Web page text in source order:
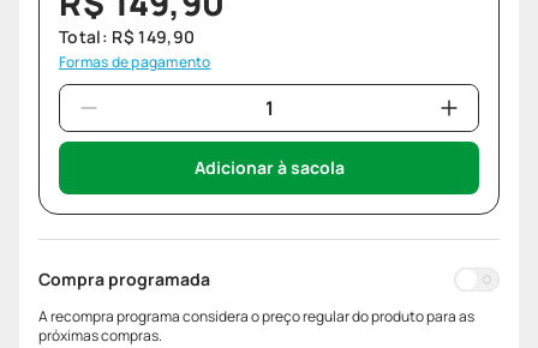
Total: R$ 149,90
Formas de pagamento
Adicionar à sacola
Compra programada
A recompra programa considera o preço regular do produto para as
próximas compras.